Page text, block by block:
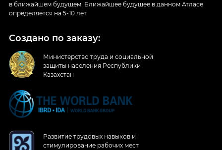
в ближайшем будущем. Ближайшее будущее в данном Атласе
определяется на 5-10 лет.
Создано по заказу:
Министерство труда и социальной
защиты населения Республики
Казахстан
Развитие трудовых навыков и
стимулирование рабочих мест